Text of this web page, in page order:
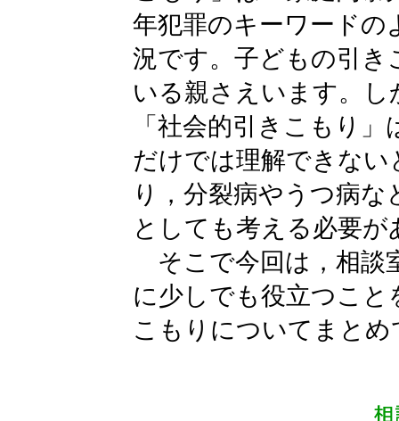
年犯罪のキーワード
況です。子どもの引き
いる親さえいます。
「社会的引きこもり
だけでは理解できな
り，分裂病やうつ病
としても考える必要
そこで今回は，相談
に少しでも役立つこと
こもりについてまと